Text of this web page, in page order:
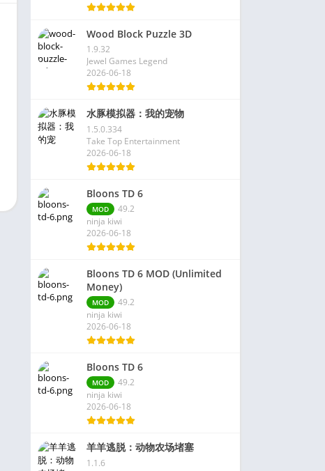
Wood Block Puzzle 3D
1.9.32
Jewel Games Legend
2026-06-18
水豚模拟器：我的宠物
1.5.0.334
Take Top Entertainment
2026-06-18
Bloons TD 6
MOD
49.2
ninja kiwi
2026-06-18
Bloons TD 6 MOD (Unlimited
Money)
MOD
49.2
ninja kiwi
2026-06-18
Bloons TD 6
MOD
49.2
ninja kiwi
2026-06-18
羊羊逃脱：动物农场堵塞
1.1.6